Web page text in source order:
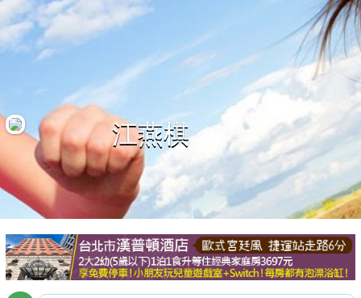
好康優惠
最新留言
商家合作
推薦景點
討論區
江燕棋